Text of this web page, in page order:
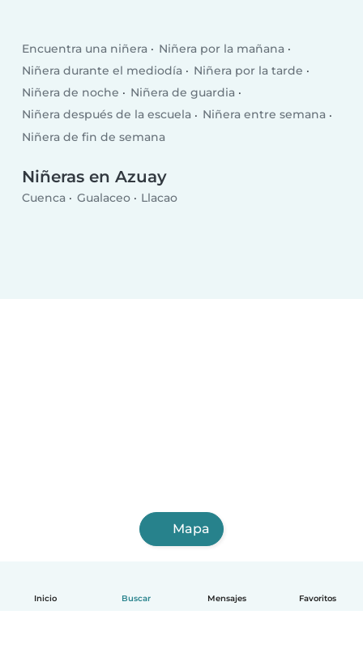
Inicio Buscar Mensajes Favoritos
Encuentra una niñera
Niñera por la mañana
Niñera durante el mediodía
Niñera por la tarde
Niñera de noche
Niñera de guardia
Niñera después de la escuela
Niñera entre semana
Niñera de fin de semana
Niñeras en Azuay
Cuenca Gualaceo Llacao
Mapa